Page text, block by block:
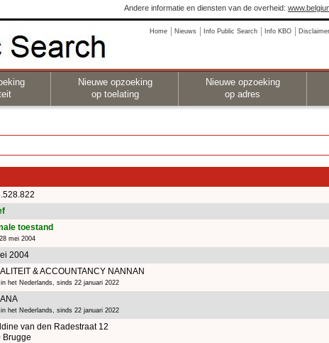
Andere informatie en diensten van de overheid:
Home Nieuws Info Public Search Info KBO Disclaimer
Nieuwe opzoeking
op toelating
Nieuwe opzoeking
op adres
toestand
mei 2004
2004
& ACCOUNTANCY NANNAN
het Nederlands, sinds 22 januari 2022
het Nederlands, sinds 22 januari 2022
van den Radestraat 12
Brugge